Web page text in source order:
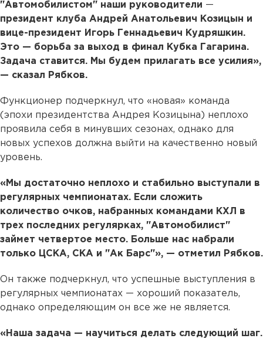
"Автомобилистом" наши руководители —
президент клуба Андрей Анатольевич Козицын и
вице-президент Игорь Геннадьевич Кудряшкин.
Это — борьба за выход в финал Кубка Гагарина.
Задача ставится. Мы будем прилагать все усилия»,
— сказал Рябков.
Функционер подчеркнул, что «новая» команда
(эпохи президентства Андрея Козицына) неплохо
проявила себя в минувших сезонах, однако для
новых успехов должна выйти на качественно новый
уровень.
«Мы достаточно неплохо и стабильно выступали в
регулярных чемпионатах. Если сложить
количество очков, набранных командами КХЛ в
трех последних регулярках, "Автомобилист"
займет четвертое место. Больше нас набрали
только ЦСКА, СКА и "Ак Барс"», — отметил Рябков.
Он также подчеркнул, что успешные выступления в
регулярных чемпионатах — хороший показатель,
однако определяющим он все же не является.
«Наша задача — научиться делать следующий шаг.